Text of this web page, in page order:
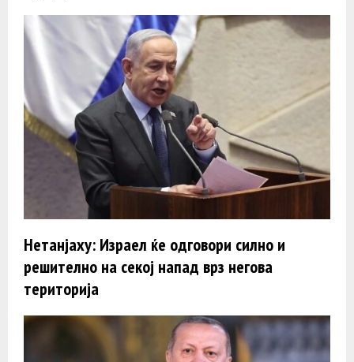
Нетанјаху: Израел ќе одговори силно и
решително на секој напад врз негова
територија